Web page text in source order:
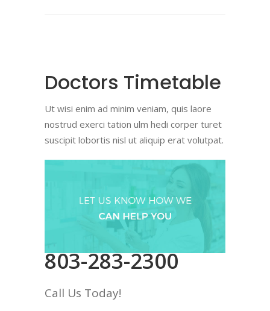
Doctors Timetable
Ut wisi enim ad minim veniam, quis laore
nostrud exerci tation ulm hedi corper turet
suscipit lobortis nisl ut aliquip erat volutpat.
803-283-2300
Call Us Today!